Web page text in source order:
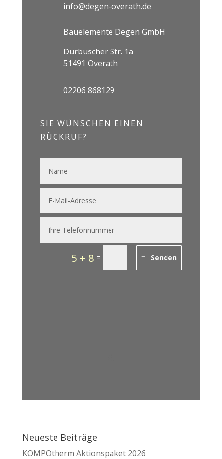
info@degen-overath.de
Bauelemente Degen GmbH
Durbuscher Str. 1a
51491 Overath
02206 868129
SIE WÜNSCHEN EINEN
RÜCKRUF?
5 + 8 = Senden
Neueste Beiträge
KOMPOtherm Aktionspaket 2026